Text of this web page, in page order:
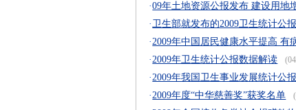
·09年土地资源公报发布 建设用地
·卫生部就发布的2009卫生统计公
·2009年中国居民健康水平提高 有
·2009年卫生统计公报数据解读
·2009年我国卫生事业发展统计公报
·2009年度“中华慈善奖”获奖名单